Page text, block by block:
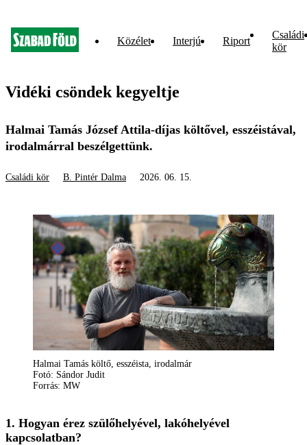
Közélet Interjú Riport
Családi
kör
Vidéki csöndek kegyeltje
Halmai Tamás József Attila-díjas költővel, esszéistával,
irodalmárral beszélgettünk.
Családi kör B. Pintér Dalma 2026. 06. 15.
Halmai Tamás költő, esszéista, irodalmár
Fotó: Sándor Judit
Forrás: MW
1. Hogyan érez szülőhelyével, lakóhelyével
kapcsolatban?